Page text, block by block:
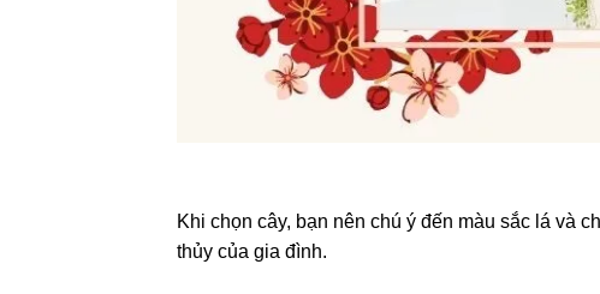
Khi chọn cây, bạn nên chú ý đến màu sắc lá và
thủy của gia đình.